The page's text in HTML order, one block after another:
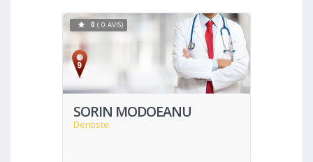
SORIN MODOEANU
Dentiste
Voir
0 ( 0 AVIS)